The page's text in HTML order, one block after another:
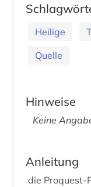
Heilige
Quelle
Hinweise
Keine
Anleitung
die Proquest-